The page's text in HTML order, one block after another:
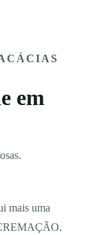
em
mais uma